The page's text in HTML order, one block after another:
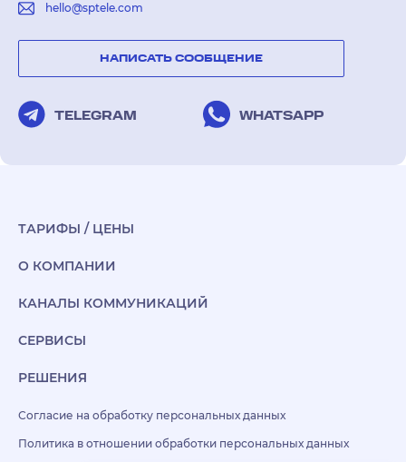
hello@sptele.com
НАПИСАТЬ СООБЩЕНИЕ
TELEGRAM WHATSAPP
ТАРИФЫ / ЦЕНЫ
О КОМПАНИИ
КАНАЛЫ КОММУНИКАЦИЙ
СЕРВИСЫ
РЕШЕНИЯ
Согласие на обработку персональных данных
Политика в отношении обработки персональных данных